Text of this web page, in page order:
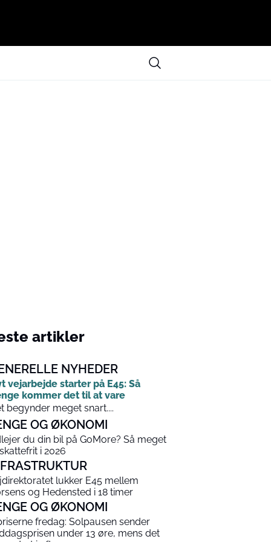
artikler
NYHEDER
vejarbejde starter på E45: Så
kommer det til at vare
begynder meget snart....
OG ØKONOMI
du din bil på GoMore? Så meget
i 2026
lukker E45 mellem
og Hedensted i 18 timer
OG ØKONOMI
fredag: Solpausen sender
under 13 øre, mens det